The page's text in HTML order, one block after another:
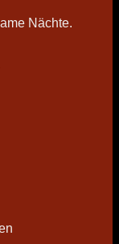
Nächte.